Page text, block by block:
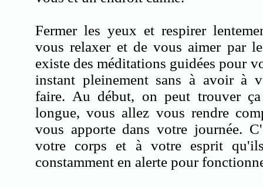
Fermer les yeux et respirer
vous relaxer et de vous aimer par
existe des méditations guidées pour
instant pleinement sans à avoir à
faire. Au début, on peut trouver
longue, vous allez vous rendre
vous apporte dans votre journée.
votre corps et à votre esprit
constamment en alerte pour